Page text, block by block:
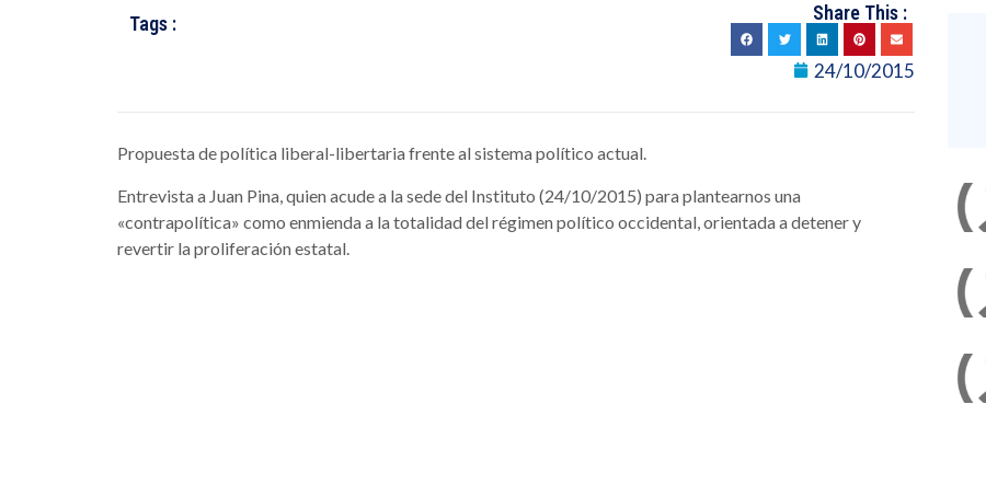
Tags : Share This :
24/10/2015
Propuesta de política liberal-libertaria frente al sistema político actual.
Entrevista a Juan Pina, quien acude a la sede del Instituto (24/10/2015) para plantearnos una
«contrapolítica» como enmienda a la totalidad del régimen político occidental, orientada a detener y
revertir la proliferación estatal.